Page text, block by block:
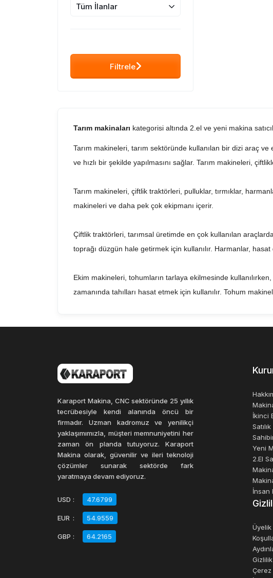
Tüm İlanlar
Filtrele
Tarım makinaları kategorisi altında 2.el ve yeni makina
Tarım makineleri, tarım sektöründe kullanılan bir dizi araç
ve hızlı bir şekilde yapılmasını sağlar. Tarım makineleri,
Tarım makineleri, çiftlik traktörleri, pulluklar, tırmıklar,
makineleri ve daha pek çok ekipmanı içerir.
Çiftlik traktörleri, tarımsal üretimde en çok kullanılan
toprağı düzgün hale getirmek için kullanılır. Harmanlar, hasat
Ekim makineleri, tohumların tarlaya ekilmesinde
zamanında tahılları hasat etmek için kullanılır. Tohum
Karaport Makina, CNC sektöründe 25 yıllık
tecrübesiyle kendi alanında öncü bir
firmadır. Uzman kadromuz ve yenilikçi
yaklaşımımızla, müşteri memnuniyetini her
zaman ön planda tutuyoruz. Karaport
Makina olarak, güvenilir ve ileri teknoloji
çözümler sunarak sektörde fark
yaratmaya devam ediyoruz.
USD : 47.6799
EUR : 54.9559
GBP : 64.2165
İkinci
Yeni
2.El
İnsan
Üyelik
Çerez